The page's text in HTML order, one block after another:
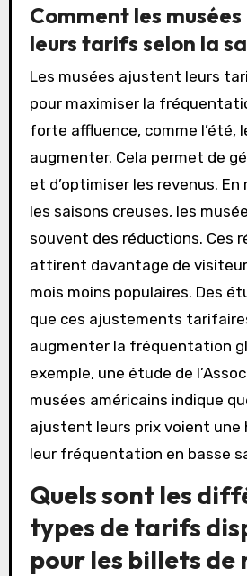
Comment les
leurs tarifs selon la
Les musées ajustent leurs
pour maximiser la
forte affluence, comme l’été,
augmenter. Cela permet de
et d’optimiser les revenus.
les saisons creuses, les
souvent des réductions. Ces
attirent davantage de
mois moins populaires. Des
que ces ajustements
augmenter la fréquentation
exemple, une étude de
musées américains indique
ajustent leurs prix voient une
leur fréquentation en basse
Quels sont les
types de tarifs
pour les billets de